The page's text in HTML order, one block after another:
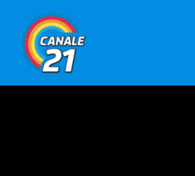
main
content